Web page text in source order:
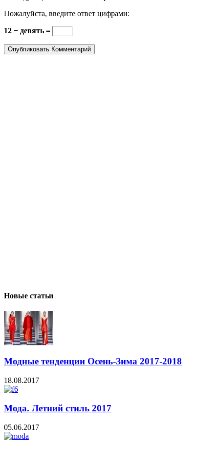
Пожалуйста, введите ответ цифрами:
12 − девять =
Новые статьи
Модные тенденции Осень-Зима 2017-2018
18.08.2017
Мода. Летний стиль 2017
05.06.2017